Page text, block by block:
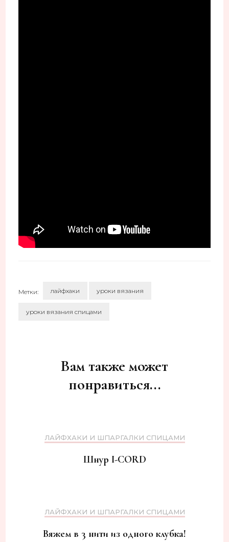
Метки: лайфхаки уроки вязания
уроки вязания спицами
записямВам также может
понравиться...
ЛАЙФХАКИ И ШПАРГАЛКИ СПИЦАМИ
Шнур I-CORD
ЛАЙФХАКИ И ШПАРГАЛКИ СПИЦАМИ
Вяжем в 3 нити из одного клубка!